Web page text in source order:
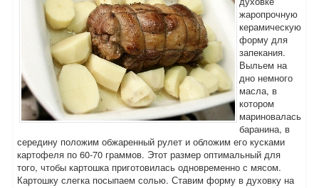
жаропрочную
керамическую
форму для
запекания.
Выльем на
дно немного
масла, в
котором
мариновалась
баранина, в
середину положим обжаренный рулет и обложим его кусками
картофеля по 60-70 граммов. Этот размер оптимальный для
того, чтобы картошка приготовилась одновременно с мясом.
Картошку слегка посыпаем солью. Ставим форму в духовку на